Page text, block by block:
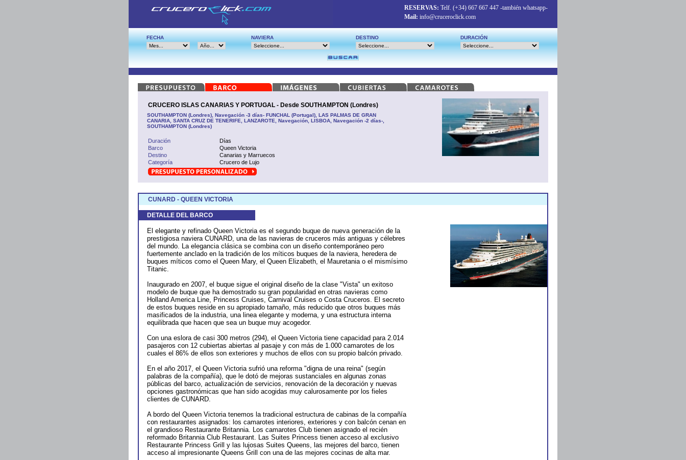
RESERVAS: Telf. (+34) 667 667 447 -también whatsapp-
Mail: info@cruceroclick.com
FECHA NAVIERA DESTINO DURACIÓN
CRUCERO ISLAS CANARIAS Y PORTUGAL - Desde SOUTHAMPTON (Londres)
SOUTHAMPTON (Londres), Navegación -3 días- FUNCHAL (Portugal), LAS PALMAS DE GRAN
CANARIA, SANTA CRUZ DE TENERIFE, LANZAROTE, Navegación, LISBOA, Navegación -2 días-,
SOUTHAMPTON (Londres)
Duración
Días
Barco
Queen Victoria
Destino
Canarias y Marruecos
Categoría
Crucero de Lujo
CUNARD - QUEEN VICTORIA
DETALLE DEL BARCO
El elegante y refinado Queen Victoria es el segundo buque de nueva generación de la
prestigiosa naviera CUNARD, una de las navieras de cruceros más antiguas y célebres
del mundo. La elegancia clásica se combina con un diseño contemporáneo pero
fuertemente anclado en la tradición de los míticos buques de la naviera, heredera de
buques míticos como el Queen Mary, el Queen Elizabeth, el Mauretania o el mismísimo
Titanic.
Inaugurado en 2007, el buque sigue el original diseño de la clase "Vista" un exitoso
modelo de buque que ha demostrado su gran popularidad en otras navieras como
Holland America Line, Princess Cruises, Carnival Cruises o Costa Cruceros. El secreto
de estos buques reside en su apropiado tamaño, más reducido que otros buques más
masificados de la industria, una linea elegante y moderna, y una estructura interna
equilibrada que hacen que sea un buque muy acogedor.
Con una eslora de casi 300 metros (294), el Queen Victoria tiene capacidad para 2.014
pasajeros con 12 cubiertas abiertas al pasaje y con más de 1.000 camarotes de los
cuales el 86% de ellos son exteriores y muchos de ellos con su propio balcón privado.
En el año 2017, el Queen Victoria sufrió una reforma "digna de una reina" (según
palabras de la compañía), que le dotó de mejoras sustanciales en algunas zonas
públicas del barco, actualización de servicios, renovación de la decoración y nuevas
opciones gastronómicas que han sido acogidas muy calurosamente por los fieles
clientes de CUNARD.
A bordo del Queen Victoria tenemos la tradicional estructura de cabinas de la compañía
con restaurantes asignados: los camarotes interiores, exteriores y con balcón cenan en
el grandioso Restaurante Britannia. Los camarotes Club tienen asignado el recién
reformado Britannia Club Restaurant. Las Suites Princess tienen acceso al exclusivo
Restaurante Princess Grill y las lujosas Suites Queens, las mejores del barco, tienen
acceso al impresionante Queens Grill con una de las mejores cocinas de alta mar.